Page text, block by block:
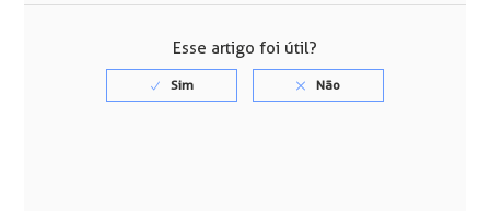
Esse artigo foi útil?